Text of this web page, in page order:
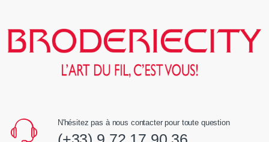
N'hésitez pas à nous contacter pour toute question